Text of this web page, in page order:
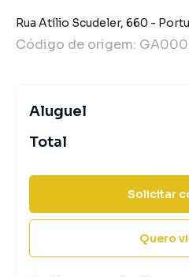
Rua Atílio Scudeler, 660 -
Código de origem:
Aluguel
Total
Solicitar
Quero